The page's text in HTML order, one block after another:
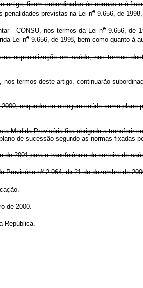
ficam subordinadas às normas e à
penalidades previstas na Lei no9.656, de
- CONSU, nos termos da Lei no9.656, de
Lei no9.656, de 1998, bem como quanto à
especialização em saúde, nos termos
termos deste artigo, continuarão
enquadra-se o seguro saúde como plano
Medida Provisória fica obrigada a transferir
de sucessão segundo as normas fixadas
de 2001 para a transferência da carteira de
Provisória no2.064, de 21 de dezembro de
de 2000.
República.